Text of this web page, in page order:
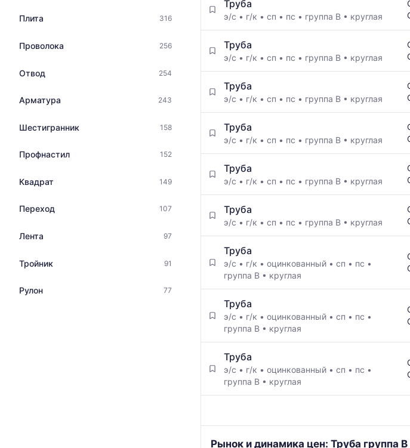
Плита 316
Проволока 256
Отвод 254
Арматура 243
Шестигранник 158
Профнастил 152
Квадрат 149
Переход 107
Лента 97
Тройник 91
Рулон 77
месяц.
по
актуальным
предложениям
обновляется
обновления
прайс-
листов.
по
запросу
Труба
э/с • г/к • сп • пс • группа В • круглая
Труба
э/с • г/к • сп • пс • группа В • круглая
Труба
э/с • г/к • сп • пс • группа В • круглая
Труба
э/с • г/к • сп • пс • группа В • круглая
Труба
э/с • г/к • сп • пс • группа В • круглая
Труба
э/с • г/к • сп • пс • группа В • круглая
Труба
э/с • г/к • оцинкованный • сп • пс •
группа В • круглая
Труба
э/с • г/к • оцинкованный • сп • пс •
группа В • круглая
Труба
э/с • г/к • оцинкованный • сп • пс •
группа В • круглая
График
Рынок и динамика цен: Труба группа В